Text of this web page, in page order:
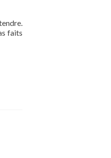
faits